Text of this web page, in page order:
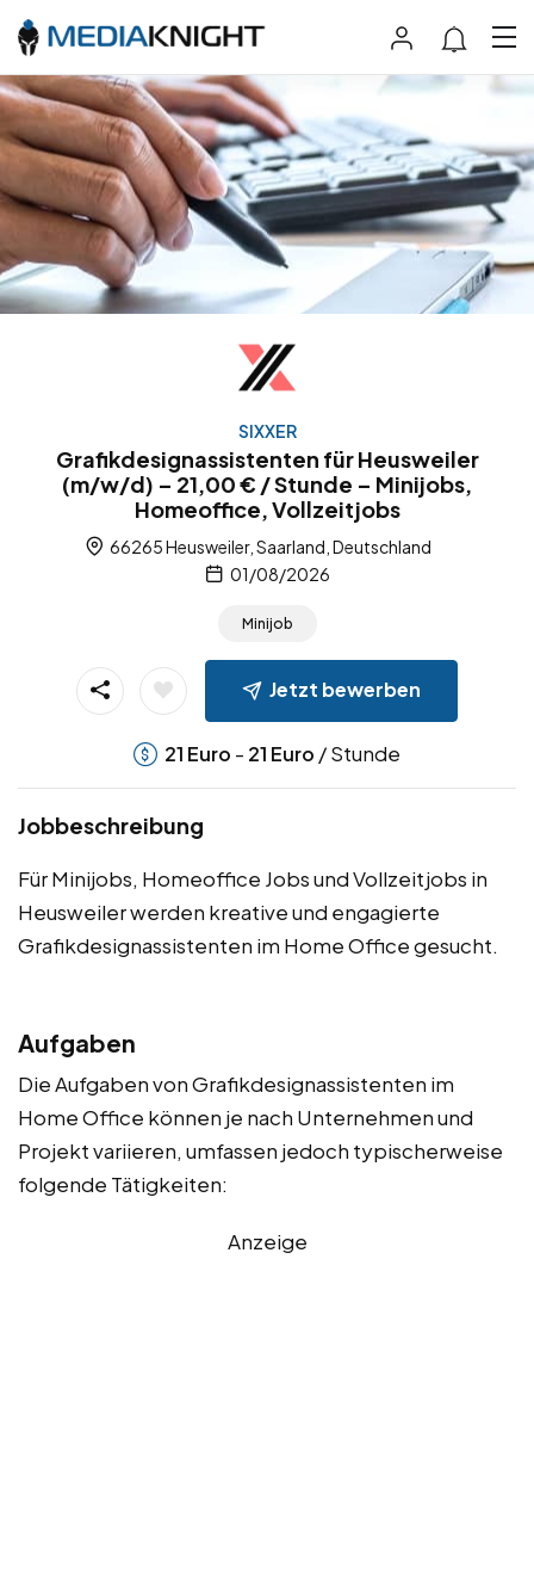
SIXXER
Grafikdesignassistenten für Heusweiler
(m/w/d) – 21,00 € / Stunde – Minijobs,
Homeoffice, Vollzeitjobs
66265 Heusweiler, Saarland, Deutschland
01/08/2026
Minijob
Jetzt bewerben
21 Euro - 21 Euro / Stunde
Jobbeschreibung
Für Minijobs, Homeoffice Jobs und Vollzeitjobs in
Heusweiler werden kreative und engagierte
Grafikdesignassistenten im Home Office gesucht.
Aufgaben
Die Aufgaben von Grafikdesignassistenten im
Home Office können je nach Unternehmen und
Projekt variieren, umfassen jedoch typischerweise
folgende Tätigkeiten:
Anzeige